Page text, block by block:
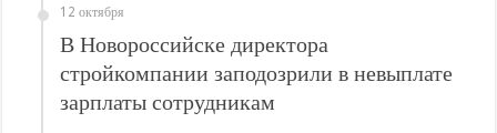
12 октября
В Новороссийске директора
стройкомпании заподозрили в невыплате
зарплаты сотрудникам